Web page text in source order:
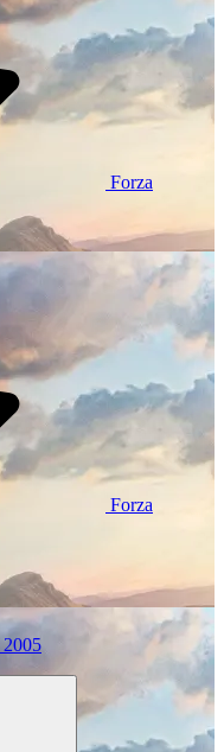
Forza
Forza
2005